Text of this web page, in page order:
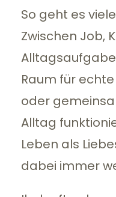
So geht es
Zwischen Job,
Raum für
oder
Alltag
Leben als
dabei immer